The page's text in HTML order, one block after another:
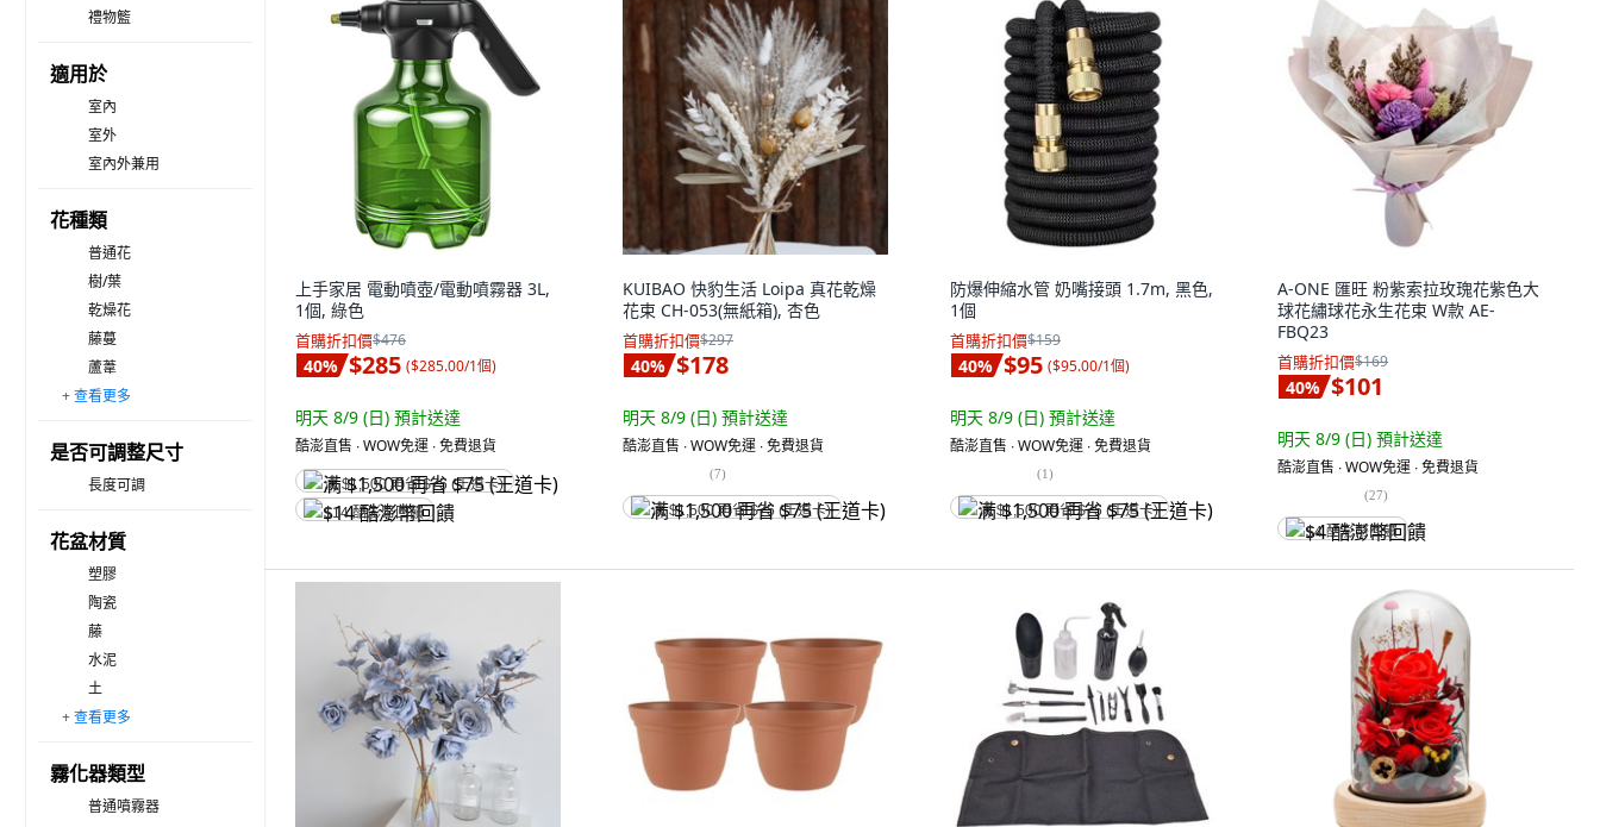
禮物籃
適用於
室內
室外
室內外兼用
花種類
普通花
樹/葉
乾燥花
藤蔓
蘆葦
壓花
其他
+ 查看更多
是否可調整尺寸
長度可調
花盆材質
塑膠
陶瓷
藤
水泥
土
玻璃
其他
+ 查看更多
霧化器類型
普通噴霧器
上手家居 電動噴壺/電動噴霧器 3L,
1個, 綠色
首購折扣價$476
40% $285 ($285.00/1個)
明天 8/9 (日) 預計送達
酷澎直售 ∙ WOW免運 ∙ 免費退貨
满 $1,500 再省 $75 (王道卡)
$14 酷澎幣回饋
KUIBAO 快豹生活 Loipa 真花乾燥
花束 CH-053(無紙箱), 杏色
首購折扣價$297
40% $178
明天 8/9 (日) 預計送達
酷澎直售 ∙ WOW免運 ∙ 免費退貨
(7)
满 $1,500 再省 $75 (王道卡)
防爆伸縮水管 奶嘴接頭 1.7m, 黑色,
1個
首購折扣價$159
40% $95 ($95.00/1個)
明天 8/9 (日) 預計送達
酷澎直售 ∙ WOW免運 ∙ 免費退貨
(1)
满 $1,500 再省 $75 (王道卡)
A-ONE 匯旺 粉紫索拉玫瑰花紫色大
球花繡球花永生花束 W款 AE-
FBQ23
首購折扣價$169
40% $101
明天 8/9 (日) 預計送達
酷澎直售 ∙ WOW免運 ∙ 免費退貨
(27)
$4 酷澎幣回饋